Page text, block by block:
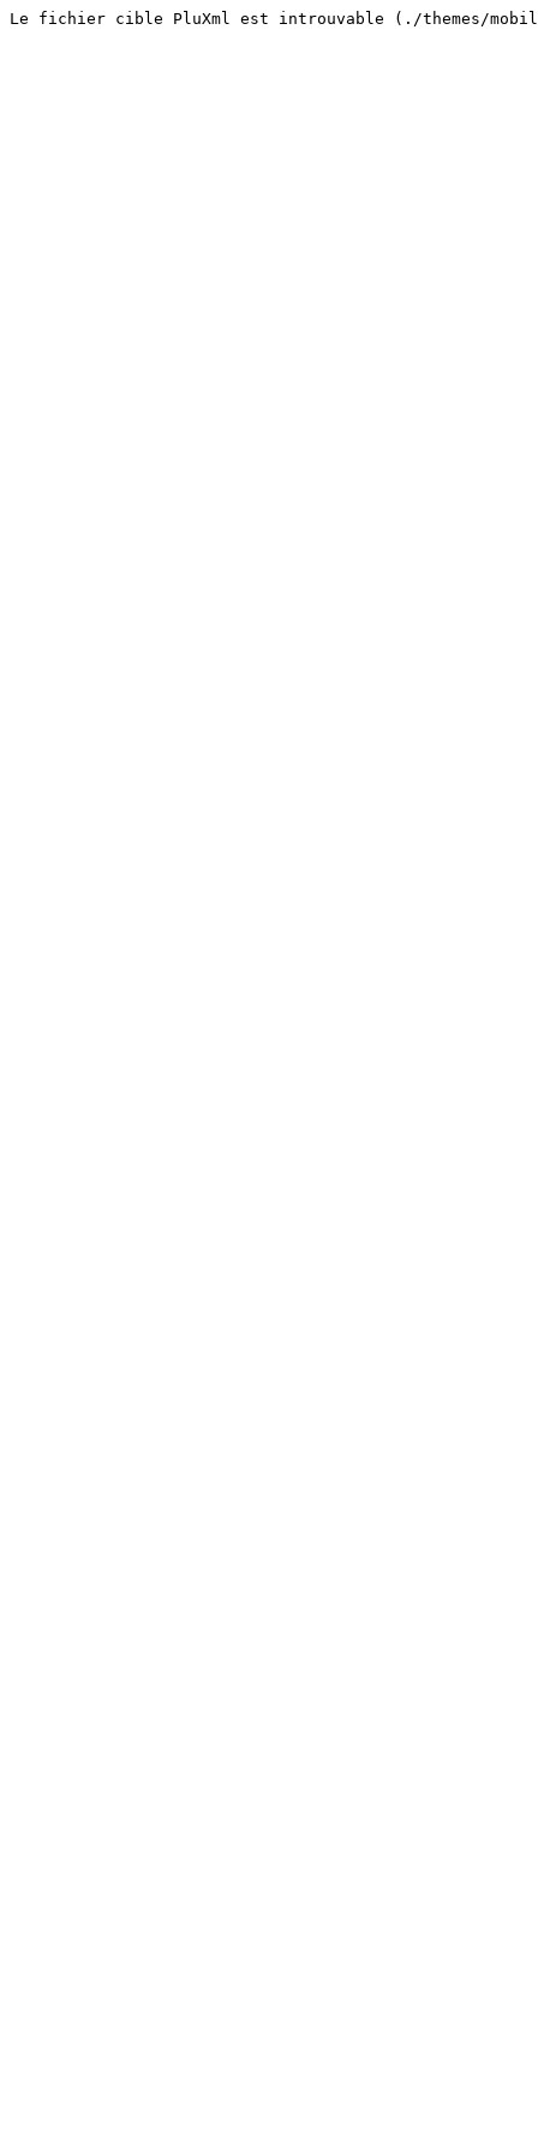
Le fichier cible PluXml est introuvable (./themes/